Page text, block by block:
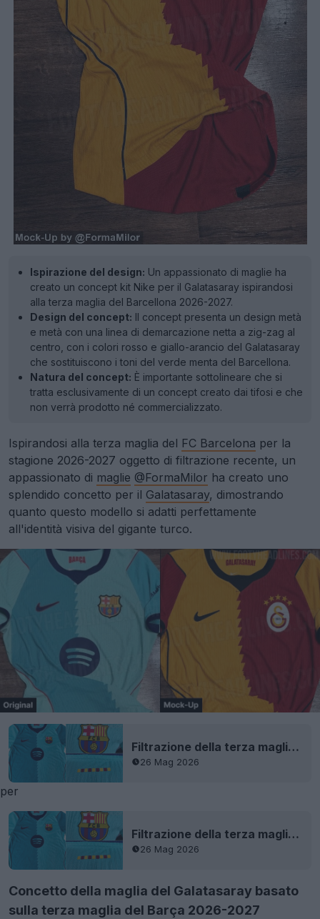
Ispirazione del design: Un appassionato di maglie ha
creato un concept kit Nike per il Galatasaray ispirandosi
alla terza maglia del Barcellona 2026-2027.
Design del concept: Il concept presenta un design metà
e metà con una linea di demarcazione netta a zig-zag al
centro, con i colori rosso e giallo-arancio del Galatasaray
che sostituiscono i toni del verde menta del Barcellona.
Natura del concept: È importante sottolineare che si
tratta esclusivamente di un concept creato dai tifosi e che
non verrà prodotto né commercializzato.
Ispirandosi alla terza maglia del FC Barcelona per la
stagione 2026-2027 oggetto di filtrazione recente, un
appassionato di maglie @FormaMilor ha creato uno
splendido concetto per il Galatasaray, dimostrando
quanto questo modello si adatti perfettamente
all'identità visiva del gigante turco.
Filtrazione della terza maglia del FC Barcelona 2026-27 - 9 nuove immagini
26 Mag 2026
per
Filtrazione della terza maglia del FC Barcelona 2026-27 - 9 nuove immagini
26 Mag 2026
Concetto della maglia del Galatasaray basato
sulla terza maglia del Barça 2026-2027